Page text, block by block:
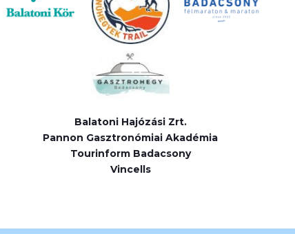
Balatoni Hajózási Zrt.
Pannon Gasztronómiai Akadémia
Tourinform Badacsony
Vincells